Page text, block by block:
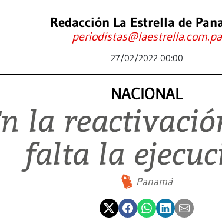
Redacción La Estrella de
periodistas@laestrella.com.pa
27/02/2022 00:00
NACIONAL
la
falta la
Panamá